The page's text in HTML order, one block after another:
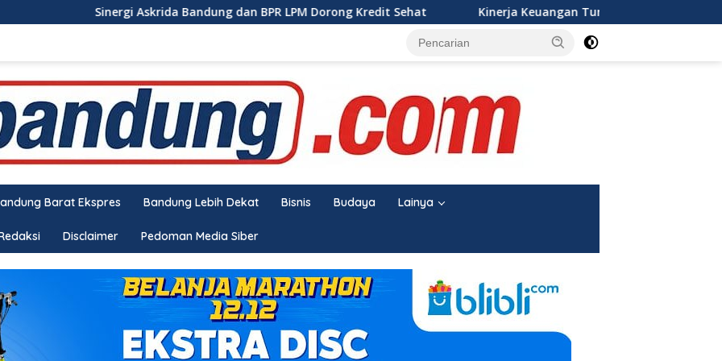
Sinergi Askrida Bandung dan BPR LPM Dorong Kredit Sehat Kinerja Keuangan Tumbuh Signifikan, RUPS Tahun
Barat Ekspres Bandung Lebih Dekat Bisnis Budaya Lainya
Disclaimer Pedoman Media Siber